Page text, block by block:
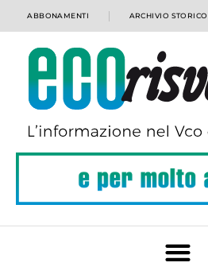
ABBONAMENTI ARCHIVIO STORICO